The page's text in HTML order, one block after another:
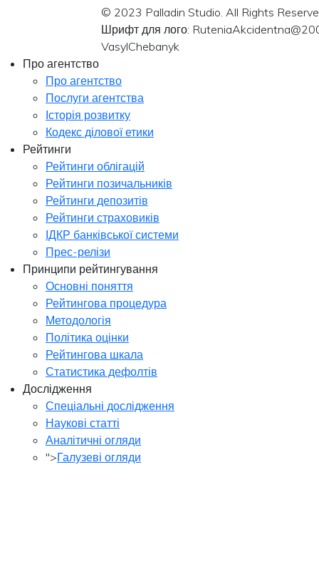
© 2023 Palladin Studio. All Rights
Шрифт для лого:
VasylChebanyk
Про агентство
Про агентство
Послуги агентства
Історія розвитку
Кодекс ділової етики
Рейтинги
Рейтинги облігацій
Рейтинги позичальників
Рейтинги депозитів
Рейтинги страховиків
ІДКР банківської системи
Прес-релізи
Принципи рейтингування
Основні поняття
Рейтингова процедура
Методологія
Політика оцінки
Рейтингова шкала
Статистика дефолтів
Дослідження
Спеціальні дослідження
Наукові статті
Аналітичні огляди
">Галузеві огляди